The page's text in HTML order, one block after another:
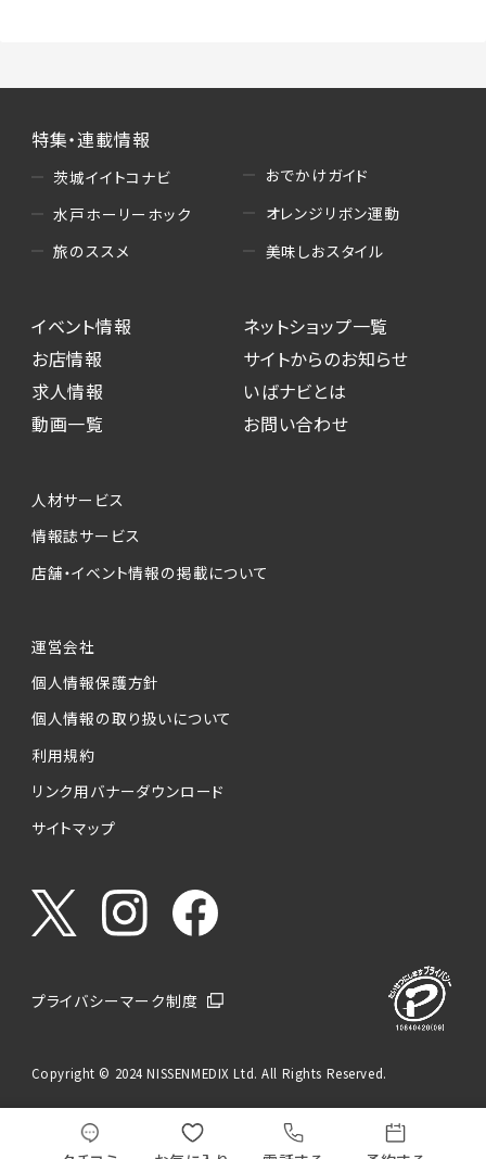
特集・連載情報
茨城イイトコナビ
水戸ホーリーホック
旅のススメ
おでかけガイド
オレンジリボン運動
美味しおスタイル
イベント情報
お店情報
求人情報
動画一覧
ネットショップ一覧
サイトからのお知らせ
いばナビとは
お問い合わせ
人材サービス
情報誌サービス
店舗・イベント情報の掲載について
運営会社
個人情報保護方針
個人情報の取り扱いについて
利用規約
リンク用バナーダウンロード
サイトマップ
プライバシーマーク制度
Copyright © 2024 NISSENMEDIX Ltd. All Rights Reserved.